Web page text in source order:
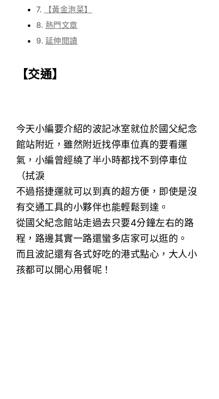
【黃金泡菜】
熱門文章
延伸閱讀
【交通】
今天小編要介紹的波記冰室就位於國父紀念
館站附近，雖然附近找停車位真的要看運
氣，小編曾經繞了半小時都找不到停車位
（拭淚
不過搭捷運就可以到真的超方便，即使是沒
有交通工具的小夥伴也能輕鬆到達。
從國父紀念館站走過去只要4分鐘左右的路
程，路邊其實一路還蠻多店家可以逛的。
而且波記還有各式好吃的港式點心，大人小
孩都可以開心用餐呢！